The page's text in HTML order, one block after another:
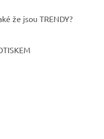
že jsou TRENDY?